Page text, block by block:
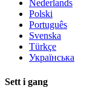
Nederlands
Polski
Português
Svenska
Türkçe
Українська
Sett i gang